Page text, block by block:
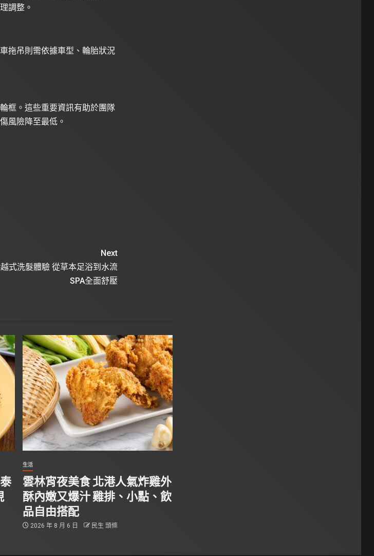
調整。
拖吊則需依據車型、輪胎狀況
框。這些重要資訊有助於團隊
風險降至最低。
Next
式洗髮體驗 從草本足浴到水流
SPA全面舒壓
生活
雲林宵夜美食 北港人氣炸雞外
酥內嫩又爆汁 雞排、小點、飲
品自由搭配
2026 年 8 月 6 日 民生 頭條